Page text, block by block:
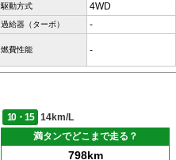
駆動方式 4WD
過給器（ターボ） -
燃費性能 -
10・15
14km/L
満タンでどこまで走る？
798km